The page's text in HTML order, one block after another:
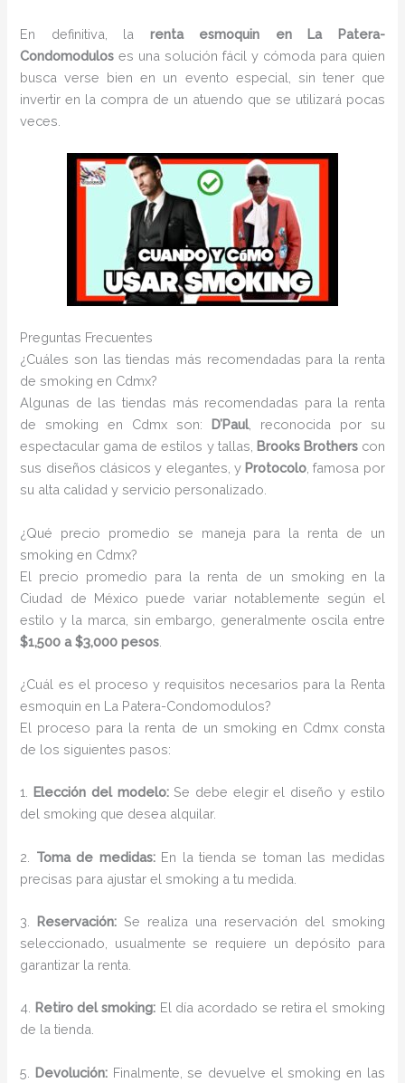
En definitiva, la renta esmoquin en La Patera-
Condomodulos es una solución fácil y cómoda para quien
busca verse bien en un evento especial, sin tener que
invertir en la compra de un atuendo que se utilizará pocas
veces.
Preguntas Frecuentes
¿Cuáles son las tiendas más recomendadas para la renta
de smoking en Cdmx?
Algunas de las tiendas más recomendadas para la renta
de smoking en Cdmx son: D’Paul, reconocida por su
espectacular gama de estilos y tallas, Brooks Brotherscon
sus diseños clásicos y elegantes, y Protocolo , famosa por
su alta calidad y servicio personalizado.
¿Qué precio promedio se maneja para la renta de un
smoking en Cdmx?
El precio promedio para la renta de un smoking en la
Ciudad de México puede variar notablemente según el
estilo y la marca, sin embargo, generalmente oscila entre
$1,500 a $3,000 pesos
¿Cuál es el proceso y requisitos necesarios para la Renta
esmoquin en La Patera-Condomodulos?
El proceso para la renta de un smoking en Cdmx consta
de los siguientes pasos:
1. Elección del modelo:Se debe elegir el diseño y estilo
del smoking que desea alquilar.
2. Toma de medidas:En la tienda se toman las medidas
precisas para ajustar el smoking a tu medida.
3. Reservación: Se realiza una reservación del smoking
seleccionado, usualmente se requiere un depósito para
garantizar la renta.
4. Retiro del smoking: El día acordado se retira el smoking
de la tienda.
5. Devolución: Finalmente, se devuelve el smoking en las